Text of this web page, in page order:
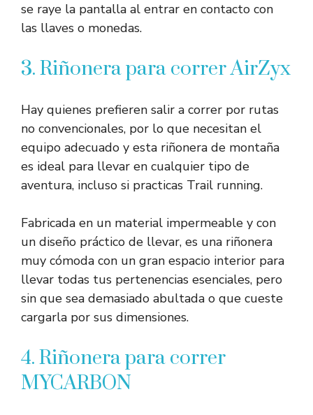
se raye la pantalla al entrar en contacto con
las llaves o monedas.
3. Riñonera para correr AirZyx
Hay quienes prefieren salir a correr por rutas
no convencionales, por lo que necesitan el
equipo adecuado y esta riñonera de montaña
es ideal para llevar en cualquier tipo de
aventura, incluso si practicas Trail running.
Fabricada en un material impermeable y con
un diseño práctico de llevar, es una riñonera
muy cómoda con un gran espacio interior para
llevar todas tus pertenencias esenciales, pero
sin que sea demasiado abultada o que cueste
cargarla por sus dimensiones.
4. Riñonera para correr
MYCARBON